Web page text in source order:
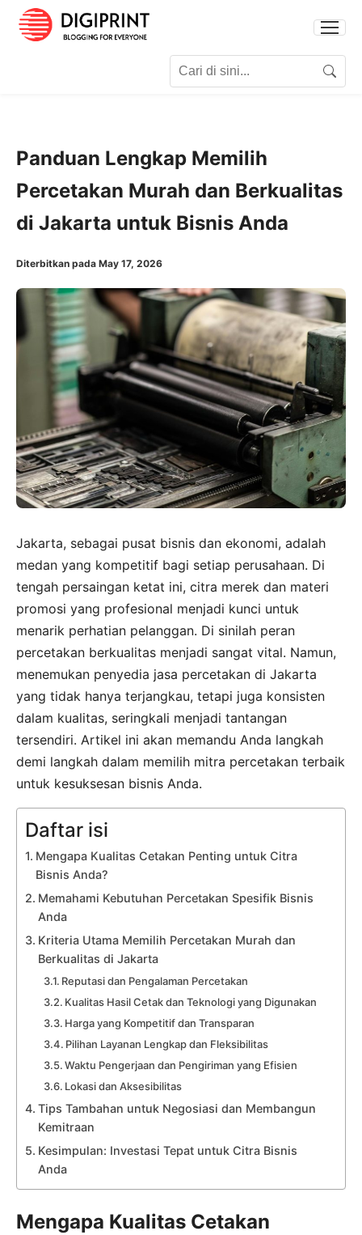
Search
Panduan Lengkap Memilih
Percetakan Murah dan Berkualitas
di Jakarta untuk Bisnis Anda
Diterbitkan pada May 17, 2026
Jakarta, sebagai pusat bisnis dan ekonomi, adalah
medan yang kompetitif bagi setiap perusahaan. Di
tengah persaingan ketat ini, citra merek dan materi
promosi yang profesional menjadi kunci untuk
menarik perhatian pelanggan. Di sinilah peran
percetakan berkualitas menjadi sangat vital. Namun,
menemukan penyedia jasa percetakan di Jakarta
yang tidak hanya terjangkau, tetapi juga konsisten
dalam kualitas, seringkali menjadi tantangan
tersendiri. Artikel ini akan memandu Anda langkah
demi langkah dalam memilih mitra percetakan terbaik
untuk kesuksesan bisnis Anda.
Daftar isi
Mengapa Kualitas Cetakan Penting untuk Citra
Bisnis Anda?
Memahami Kebutuhan Percetakan Spesifik Bisnis
Anda
Kriteria Utama Memilih Percetakan Murah dan
Berkualitas di Jakarta
Reputasi dan Pengalaman Percetakan
Kualitas Hasil Cetak dan Teknologi yang Digunakan
Harga yang Kompetitif dan Transparan
Pilihan Layanan Lengkap dan Fleksibilitas
Waktu Pengerjaan dan Pengiriman yang Efisien
Lokasi dan Aksesibilitas
Tips Tambahan untuk Negosiasi dan Membangun
Kemitraan
Kesimpulan: Investasi Tepat untuk Citra Bisnis
Anda
Mengapa Kualitas Cetakan